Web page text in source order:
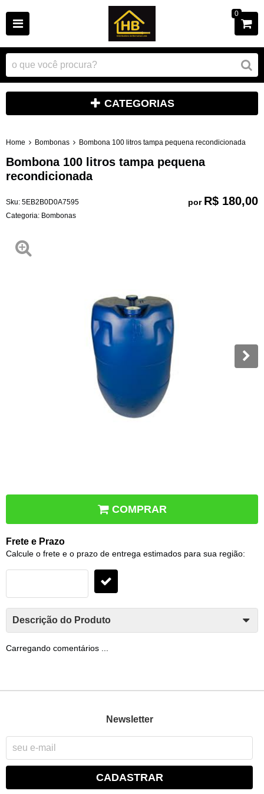
0
CATEGORIAS
Home Bombonas Bombona 100 litros tampa pequena recondicionada
Bombona 100 litros tampa pequena
recondicionada
Sku: 5EB2B0D0A7595
Categoria: Bombonas
por R$ 180,00
COMPRAR
Frete e Prazo
Calcule o frete e o prazo de entrega estimados para sua região:
Descrição do Produto
Carregando comentários ...
Newsletter
CADASTRAR